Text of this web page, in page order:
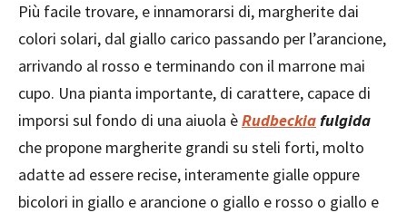
Più facile trovare, e innamorarsi di, margherite dai
colori solari, dal giallo carico passando per l’arancione,
arrivando al rosso e terminando con il marrone mai
cupo. Una pianta importante, di carattere, capace di
imporsi sul fondo di una aiuola èRudbeckiafulgida
che propone margherite grandi su steli forti, molto
adatte ad essere recise, interamente gialle oppure
bicolori in giallo e arancione o giallo e rosso o giallo e